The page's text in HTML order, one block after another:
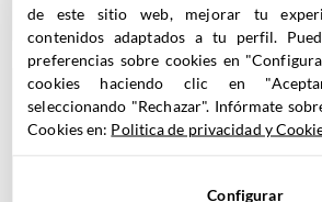
Manual
de este sitio web, mejorar tu
contenidos adaptados a tu perfil.
preferencias sobre cookies en
cookies haciendo clic en
seleccionando "Rechazar". Infórmate
Cookies en: Politica de privacidad y
Configurar